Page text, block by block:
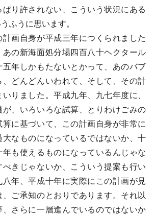
り許されない、こういう状況にある
ふうに思います。
画自身が平成三年につくられました
あの新海面処分場四百八十ヘクタール
五年しかもたないとかって、あのバブ
、どんどんいわれて、そして、その計
りました。平成九年、九七年度に、
が、いろいろな試算、とりわけごみの
に基づいて、この計画自身が非常に
大なものになっているではないか、十
年も使えるものになっているんじゃな
べきじゃないか、こういう提案も行い
八年、平成十年に実際にこの計画が見
ご承知のとおりであります。それ以
、さらに一層進んでいるのではないか